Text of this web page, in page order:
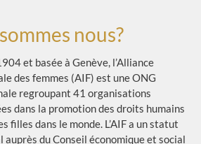
nous?
et basée à Genève, l’Alliance
des femmes (AIF) est une ONG
regroupant 41 organisations
dans la promotion des droits humains
filles dans le monde. L’AIF a un statut
du Conseil économique et social